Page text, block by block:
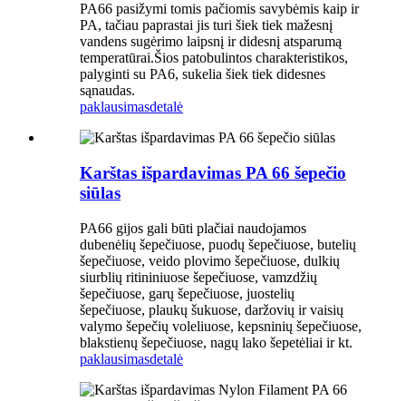
PA66 pasižymi tomis pačiomis savybėmis kaip ir
PA, tačiau paprastai jis turi šiek tiek mažesnį
vandens sugėrimo laipsnį ir didesnį atsparumą
temperatūrai.Šios patobulintos charakteristikos,
palyginti su PA6, sukelia šiek tiek didesnes
sąnaudas.
paklausimasdetalė
Karštas išpardavimas PA 66 šepečio
siūlas
PA66 gijos gali būti plačiai naudojamos
dubenėlių šepečiuose, puodų šepečiuose, butelių
šepečiuose, veido plovimo šepečiuose, dulkių
siurblių ritininiuose šepečiuose, vamzdžių
šepečiuose, garų šepečiuose, juostelių
šepečiuose, plaukų šukuose, daržovių ir vaisių
valymo šepečių voleliuose, kepsninių šepečiuose,
blakstienų šepečiuose, nagų lako šepetėliai ir kt.
paklausimasdetalė